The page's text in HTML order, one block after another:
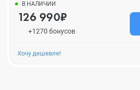
В НАЛИЧИИ
126 990₽
+1270 бонусов
Хочу дешевле!